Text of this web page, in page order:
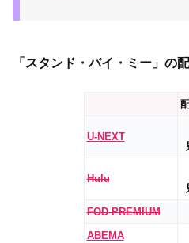
「スタンド・バイ・ミー」の
U-NEXT
Hulu
FOD PREMIUM
ABEMA